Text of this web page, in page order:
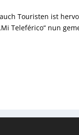
Touristen ist
Teleférico“ nun